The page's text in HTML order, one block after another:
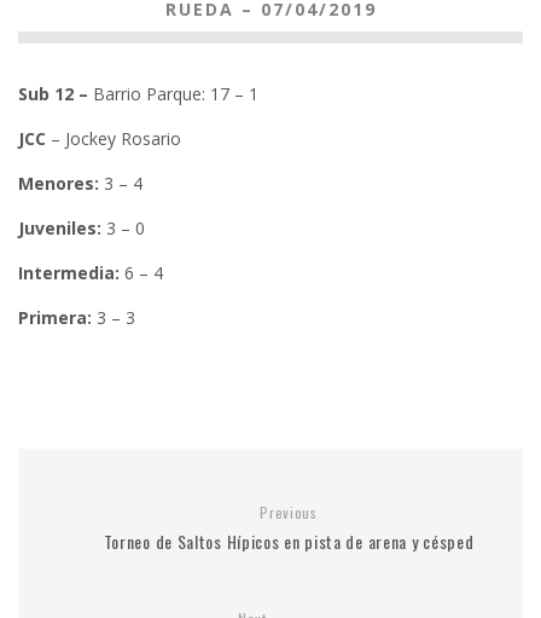
RUEDA – 07/04/2019
Sub 12 – Barrio Parque: 17 – 1
JCC – Jockey Rosario
Menores: 3 – 4
Juveniles: 3 – 0
Intermedia: 6 – 4
Primera: 3 – 3
Previous
Torneo de Saltos Hípicos en pista de arena y césped